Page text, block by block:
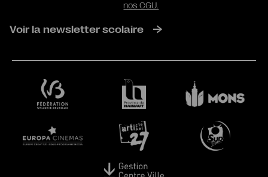
nos CGU.
Voir la newsletter scolaire